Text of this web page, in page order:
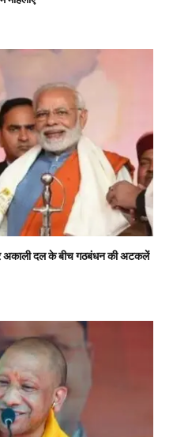
अकाली दल के बीच गठबंधन की अटकलें